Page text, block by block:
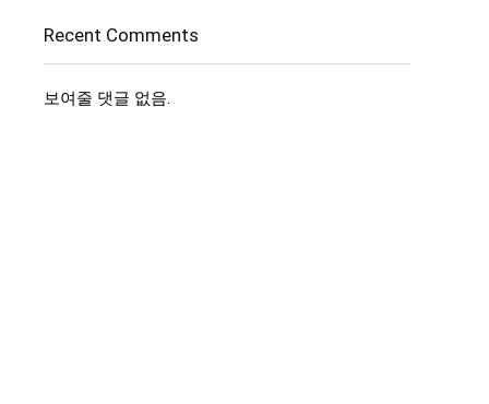
Recent Comments
보여줄 댓글 없음.